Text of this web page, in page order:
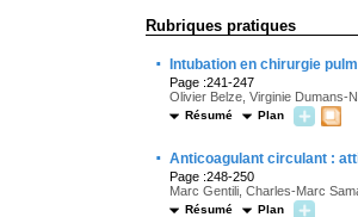
Rubriques pratiques
· Intubation en chirurgie
Page :241-247
Olivier Belze, Virginie Dumans-
Résumé Plan
· Anticoagulant circulant :
Page :248-250
Marc Gentili, Charles-Marc
Résumé Plan